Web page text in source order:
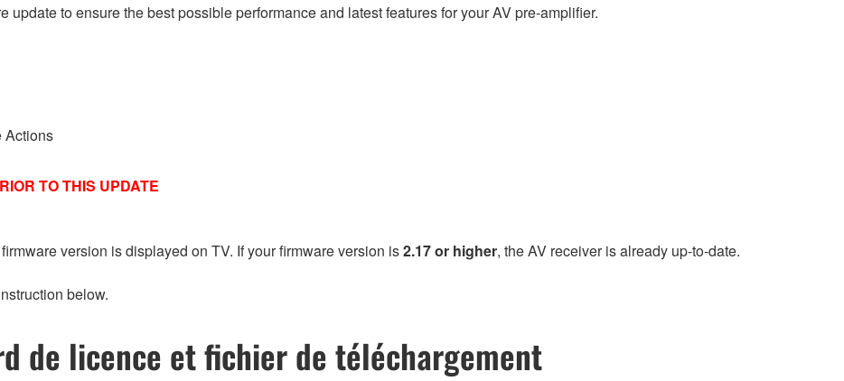
to ensure the best possible performance and latest features for your AV pre-amplifier.
Actions
TO THIS UPDATE
version is displayed on TV. If your firmware version is2.17 or higher, the AV receiver is already up-to-date.
below.
de licence et fichier de téléchargement